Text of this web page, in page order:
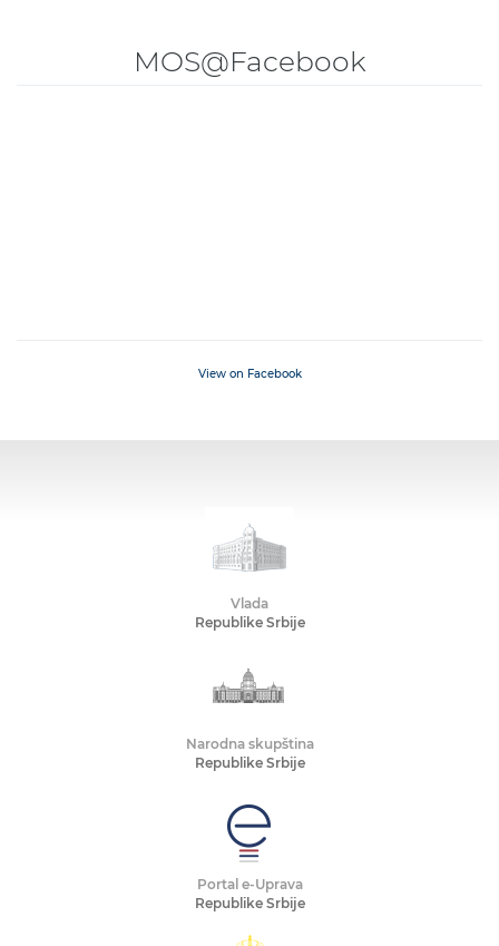
MOS@Facebook
View on Facebook
Vlada
Republike Srbije
Narodna skupština
Republike Srbije
Portal e-Uprava
Republike Srbije